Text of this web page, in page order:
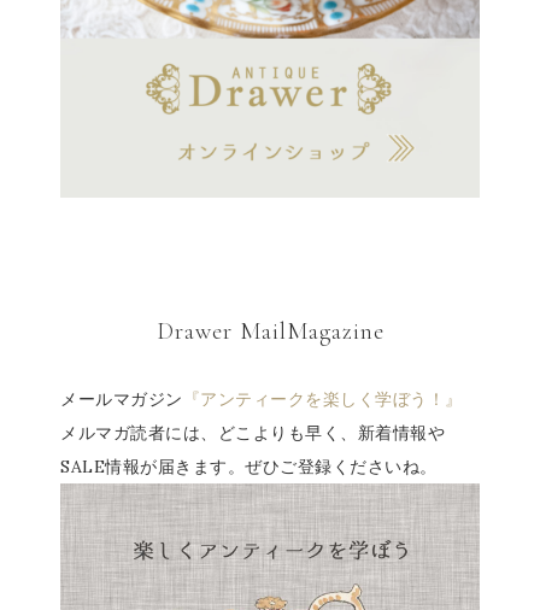
Drawer MailMagazine
メールマガジン 『アンティークを楽しく学ぼう！』
メルマガ読者には、どこよりも早く、新着情報や
SALE情報が届きます。ぜひご登録くださいね。